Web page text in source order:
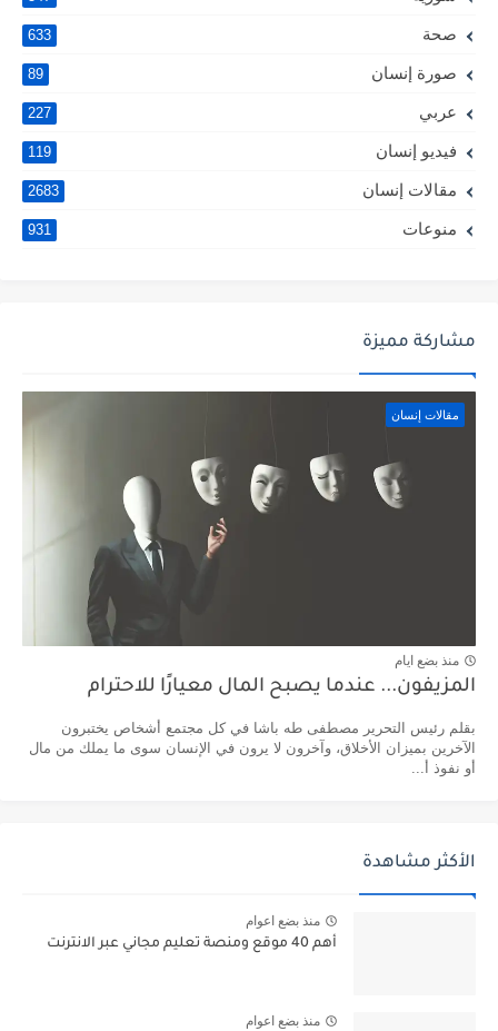
صحة 633
صورة إنسان 89
عربي 227
فيديو إنسان 119
مقالات إنسان 2683
منوعات 931
مشاركة مميزة
مقالات إنسان
منذ بضع ايام
المزيفون... عندما يصبح المال معيارًا للاحترام
بقلم رئيس التحرير مصطفى طه باشا في كل مجتمع أشخاص يختبرون
الآخرين بميزان الأخلاق، وآخرون لا يرون في الإنسان سوى ما يملك من مال
أو نفوذ أ...
الأكثر مشاهدة
منذ بضع اعوام
أهم 40 موقع ومنصة تعليم مجاني عبر الانترنت
منذ بضع اعوام